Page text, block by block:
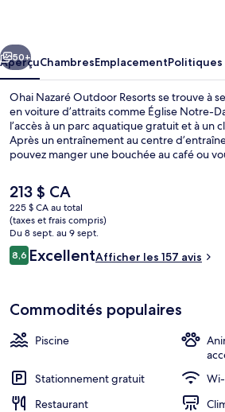
Resorts
Suivant
50+
AperçuChambresEmplacementPolitiques
Ohai Nazaré Outdoor Resorts se trouve à
en voiture d’attraits comme Église Notre-
l’accès à un parc aquatique gratuit et à un
Après un entraînement au centre
pouvez manger une bouchée au café ou
saison comptent aussi parmi les points
vacances offrent douche cascade et l’accès
Le
prix
actuel
est
de 213 $ CA
213 $ CA
225 $ CA au total
(taxes et frais compris)
Du 8 sept. au 9 sept.
Avis
8,68,6 sur 10 –
ExcellentAfficher les 157 avis
Commodités populaires
Piscine
Stationnement gratuit
Restaurant